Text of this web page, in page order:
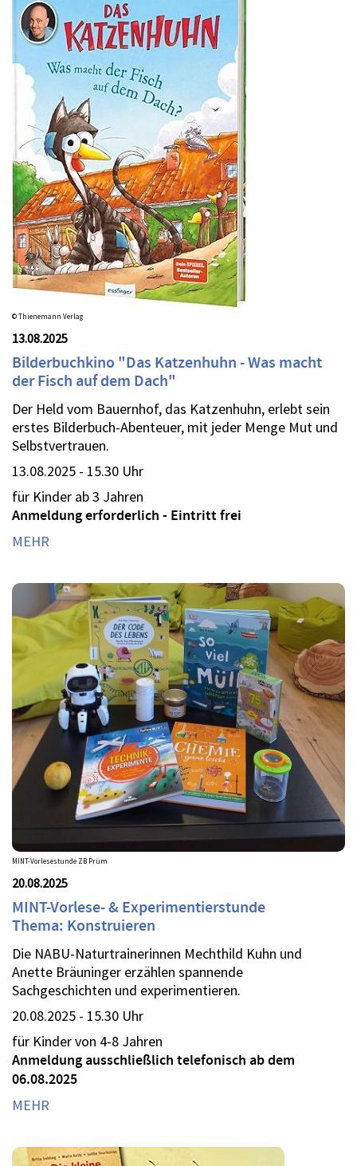
© Thienemann Verlag
13.08.2025
Bilderbuchkino "Das Katzenhuhn - Was macht
der Fisch auf dem Dach"
Der Held vom Bauernhof, das Katzenhuhn, erlebt sein
erstes Bilderbuch-Abenteuer, mit jeder Menge Mut und
Selbstvertrauen.
13.08.2025 - 15.30 Uhr
für Kinder ab 3 Jahren
Anmeldung erforderlich - Eintritt frei
MEHR
MINT-Vorlesestunde ZB Prüm
20.08.2025
MINT-Vorlese- & Experimentierstunde
Thema: Konstruieren
Die NABU-Naturtrainerinnen Mechthild Kuhn und
Anette Bräuninger erzählen spannende
Sachgeschichten und experimentieren.
20.08.2025 - 15.30 Uhr
für Kinder von 4-8 Jahren
Anmeldung ausschließlich telefonisch ab dem
06.08.2025
MEHR